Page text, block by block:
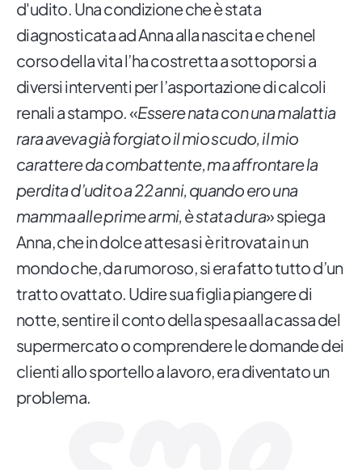
d'udito. Una condizione che è stata
diagnosticata ad Anna alla nascita e che nel
corso della vita l’ha costretta a sottoporsi a
diversi interventi per l’asportazione di calcoli
renali a stampo. «Essere nata con una malattia
rara aveva già forgiato il mio scudo, il mio
carattere da combattente, ma affrontare la
perdita d’udito a 22 anni, quando ero una
mamma alle prime armi, è stata dura» spiega
Anna, che in dolce attesa si è ritrovata in un
mondo che, da rumoroso, si era fatto tutto d’un
tratto ovattato. Udire sua figlia piangere di
notte, sentire il conto della spesa alla cassa del
supermercato o comprendere le domande dei
clienti allo sportello a lavoro, era diventato un
problema.